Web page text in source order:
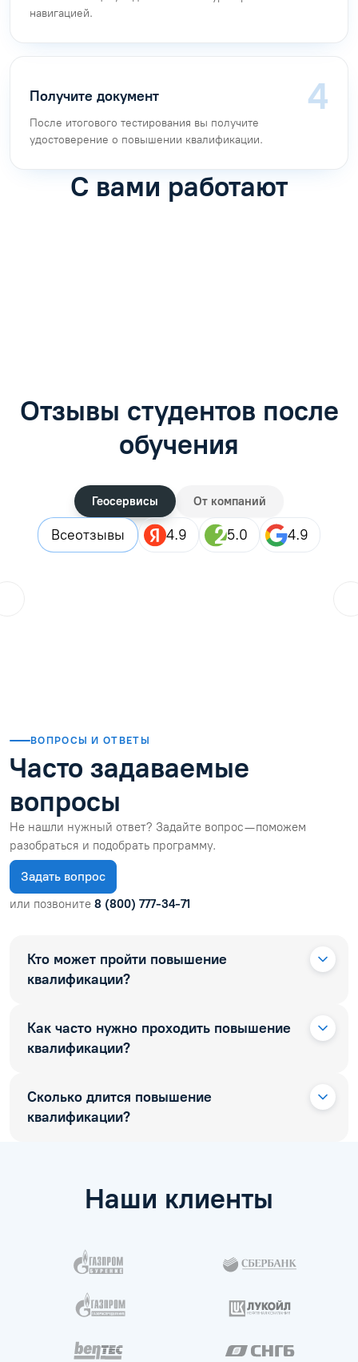
навигацией.
Получите документ
После итогового тестирования вы получите
удостоверение о повышении квалификации.
С вами работают
Отзывы студентов после
обучения
Геосервисы От компаний
Всеотзывы 4.9 5.0 4.9
ВОПРОСЫ И ОТВЕТЫ
Часто задаваемые
вопросы
Не нашли нужный ответ? Задайте вопрос — поможем
разобраться и подобрать программу.
Задать вопрос
или позвоните 8 (800) 777-34-71
Кто может пройти повышение
квалификации?
Как часто нужно проходить повышение
квалификации?
Сколько длится повышение
квалификации?
Наши клиенты